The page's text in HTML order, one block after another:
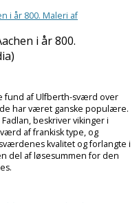
i år 800.
fund af Ulfberth-sværd over
har været ganske populære.
beskriver vikinger i
af frankisk type, og
kvalitet og forlangte i
del af løsesummen for den